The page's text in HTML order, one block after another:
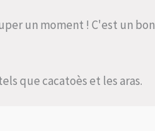
un moment ! C'est un bon
que cacatoès et les aras.